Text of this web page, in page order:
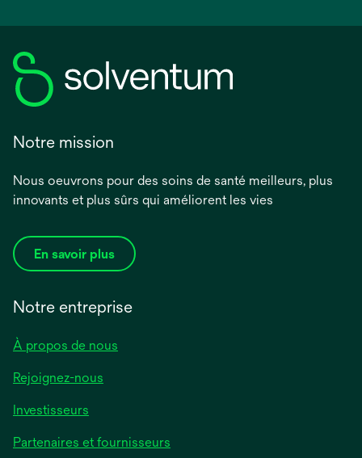
Notre mission
Nous oeuvrons pour des soins de santé meilleurs, plus
innovants et plus sûrs qui améliorent les vies
En savoir plus
Notre entreprise
À propos de nous
Rejoignez-nous
Investisseurs
Partenaires et fournisseurs